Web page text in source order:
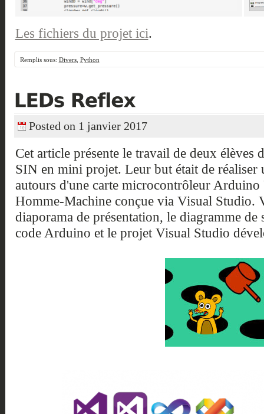
Les fichiers du projet ici.
Remplis sous: Divers, Python
Posted on 1 janvier 2017
Cet article présente le travail de deux élèves
SIN en mini projet. Leur but était de réaliser
autours d'une carte microcontrôleur
Homme-Machine conçue via Visual Studio.
diaporama de présentation, le diagramme
code Arduino et le projet Visual Studio